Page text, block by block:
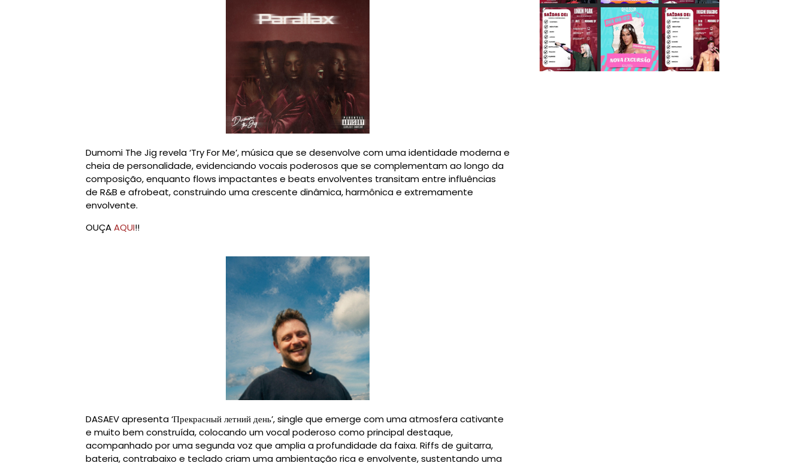
Dumomi The Jig revela ‘Try For Me’, música que se desenvolve com uma identidade moderna e
cheia de personalidade, evidenciando vocais poderosos que se complementam ao longo da
composição, enquanto flows impactantes e beats envolventes transitam entre influências
de R&B e afrobeat, construindo uma crescente dinâmica, harmônica e extremamente
envolvente.
OUÇAAQUI!!
DASAEV apresenta ‘Прекрасный летний день’, single que emerge com uma atmosfera cativante
e muito bem construída, colocando um vocal poderoso como principal destaque,
acompanhado por uma segunda voz que amplia a profundidade da faixa. Riffs de guitarra,
bateria, contrabaixo e teclado criam uma ambientação rica e envolvente, sustentando uma